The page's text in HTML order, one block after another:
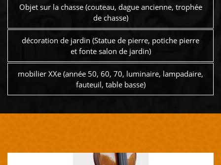
Objet sur la chasse (couteau, dague ancienne, trophée
de chasse)
décoration de jardin (Statue de pierre, potiche pierre
et fonte salon de jardin)
mobilier XXe (année 50, 60, 70, luminaire, lampadaire,
fauteuil, table basse)